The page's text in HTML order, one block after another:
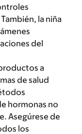
la niña
del
a
de salud
hormonas no
Asegúrese de
los